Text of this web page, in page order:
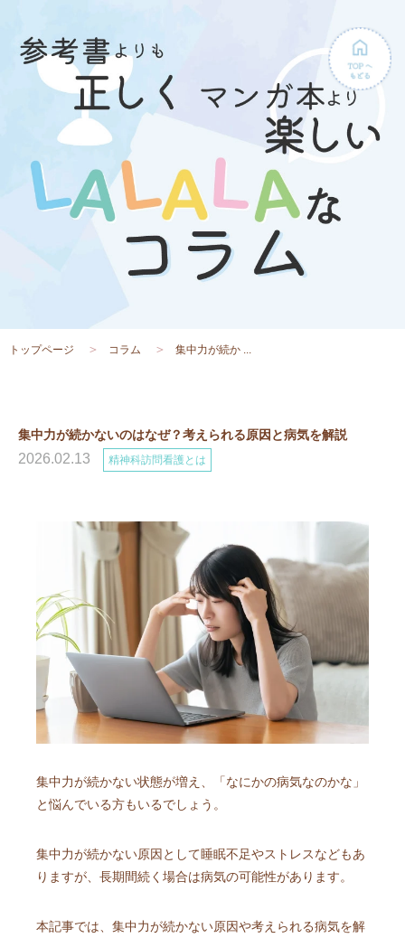
トップページ コラム 集中力が続か ...
集中力が続かないのはなぜ？考えられる原因と病気を解説
2026.02.13 精神科訪問看護とは
集中力が続かない状態が増え、「なにかの病気なのかな」
と悩んでいる方もいるでしょう。
集中力が続かない原因として睡眠不足やストレスなどもあ
りますが、長期間続く場合は病気の可能性があります。
本記事では、集中力が続かない原因や考えられる病気を解